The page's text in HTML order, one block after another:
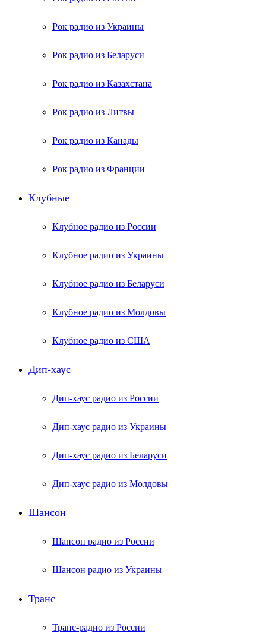
Рок радио из Украины
Рок радио из Беларуси
Рок радио из Казахстана
Рок радио из Литвы
Рок радио из Канады
Рок радио из Франции
Клубные
Клубное радио из России
Клубное радио из Украины
Клубное радио из Беларуси
Клубное радио из Молдовы
Клубное радио из США
Дип-хаус
Дип-хаус радио из России
Дип-хаус радио из Украины
Дип-хаус радио из Беларуси
Дип-хаус радио из Молдовы
Шансон
Шансон радио из России
Шансон радио из Украины
Транс
Транс-радио из России